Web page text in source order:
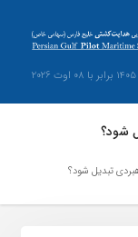
شود؟
تبدیل شود؟